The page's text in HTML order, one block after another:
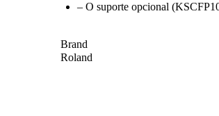
– O suporte opcional
Brand
Roland